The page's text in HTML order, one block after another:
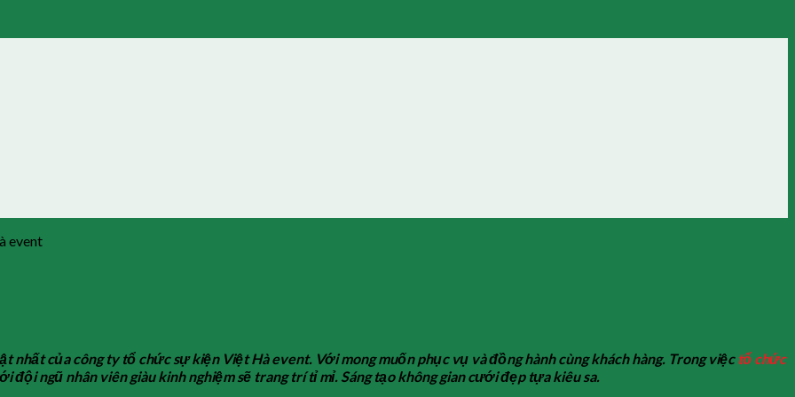
event
nhất của công ty tổ chức sự kiện Việt Hà event. Với mong muốn phục vụ và đồng hành cùng khách hàng. Trong việc tổ chức
đội ngũ nhân viên giàu kinh nghiệm sẽ trang trí tỉ mỉ. Sáng tạo không gian cưới đẹp tựa kiêu sa.